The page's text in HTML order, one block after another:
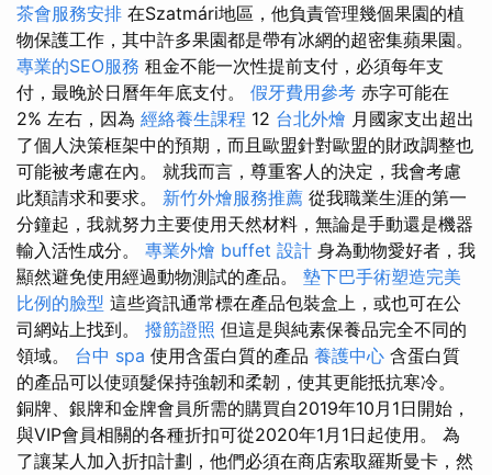
茶會服務安排 在Szatmári地區，他負責管理幾個果園的植
物保護工作，其中許多果園都是帶有冰網的超密集蘋果園。
專業的SEO服務 租金不能一次性提前支付，必須每年支
付，最晚於日曆年年底支付。 假牙費用參考 赤字可能在
2% 左右，因為 經絡養生課程 12 台北外燴 月國家支出超出
了個人決策框架中的預期，而且歐盟針對歐盟的財政調整也
可能被考慮在內。 就我而言，尊重客人的決定，我會考慮
此類請求和要求。 新竹外燴服務推薦 從我職業生涯的第一
分鐘起，我就努力主要使用天然材料，無論是手動還是機器
輸入活性成分。 專業外燴 buffet 設計 身為動物愛好者，我
顯然避免使用經過動物測試的產品。 墊下巴手術塑造完美
比例的臉型 這些資訊通常標在產品包裝盒上，或也可在公
司網站上找到。 撥筋證照 但這是與純素保養品完全不同的
領域。 台中 spa 使用含蛋白質的產品 養護中心 含蛋白質
的產品可以使頭髮保持強韌和柔韌，使其更能抵抗寒冷。
銅牌、銀牌和金牌會員所需的購買自2019年10月1日開始，
與VIP會員相關的各種折扣可從2020年1月1日起使用。 為
了讓某人加入折扣計劃，他們必須在商店索取羅斯曼卡，然